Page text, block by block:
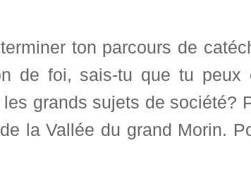
ton parcours de
de foi, sais-tu que tu
grands sujets de société?
la Vallée du grand Morin.